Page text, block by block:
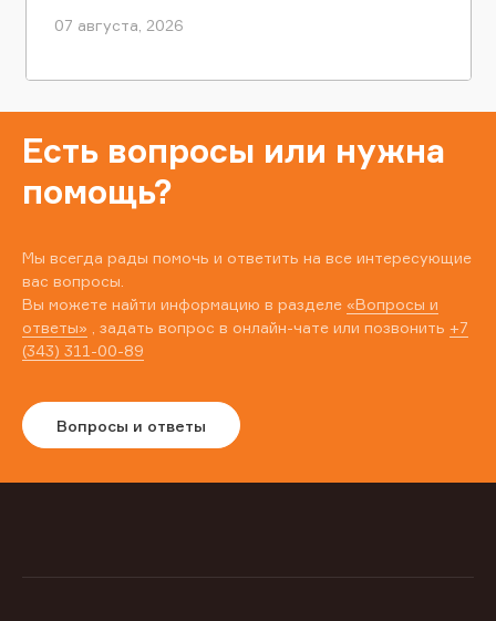
07 августа, 2026
Есть вопросы или нужна
помощь?
Мы всегда рады помочь и ответить на все интересующие
вас вопросы.
Вы можете найти информацию в разделе «Вопросы и
ответы» , задать вопрос в онлайн-чате или позвонить +7
(343) 311-00-89
Вопросы и ответы